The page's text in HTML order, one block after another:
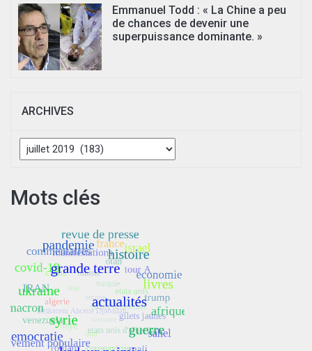
Emmanuel Todd : « La Chine a peu
de chances de devenir une
superpuissance dominante. »
ARCHIVES
Archives
Mots clés